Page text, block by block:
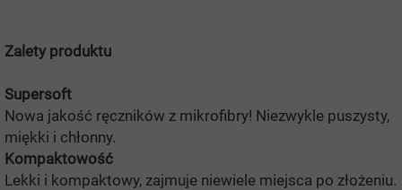
Zalety produktu
Supersoft
Nowa jakość ręczników z mikrofibry! Niezwykle puszysty,
miękki i chłonny.
Kompaktowość
Lekki i kompaktowy, zajmuje niewiele miejsca po złożeniu.